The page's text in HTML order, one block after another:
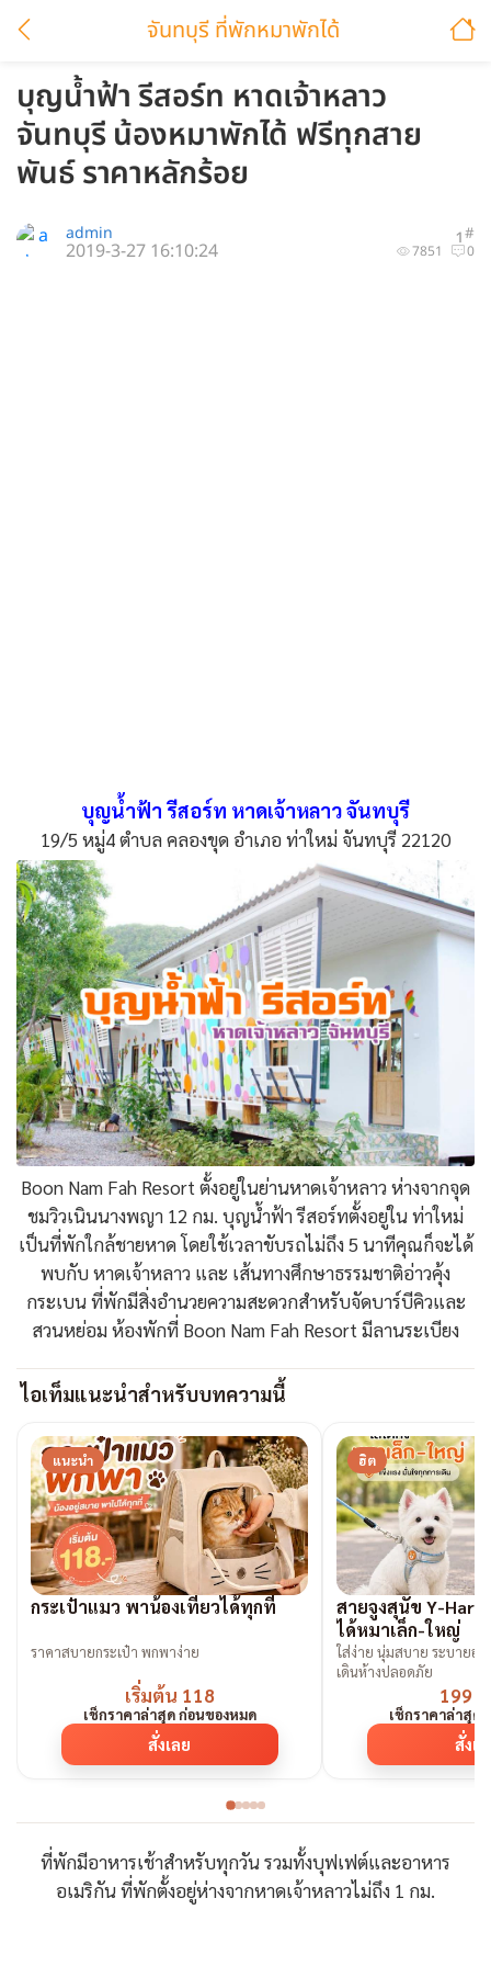
จันทบุรี ที่พักหมาพักได้
บุญน้ำฟ้า รีสอร์ท หาดเจ้าหลาว
จันทบุรี น้องหมาพักได้ ฟรีทุกสาย
พันธ์ ราคาหลักร้อย
1#
admin
7851 0
2019-3-27 16:10:24
บุญน้ำฟ้า รีสอร์ท หาดเจ้าหลาว จันทบุรี
19/5​ หมู่​4​ ตำบล คลองขุด อำเภอ ท่าใหม่ จันทบุรี 22120
Boon Nam Fah Resort ตั้งอยู่ในย่านหาดเจ้าหลาว ห่างจากจุด
ชมวิวเนินนางพญา 12 กม. บุญน้ำฟ้า รีสอร์ทตั้งอยู่ใน ท่าใหม่
เป็นที่พักใกล้ชายหาด โดยใช้เวลาขับรถไม่ถึง 5 นาทีคุณก็จะได้
พบกับ หาดเจ้าหลาว และ เส้นทางศึกษาธรรมชาติอ่าวคุ้ง
กระเบน ที่พักมีสิ่งอำนวยความสะดวกสำหรับจัดบาร์บีคิวและ
สวนหย่อม ห้องพักที่ Boon Nam Fah Resort มีลานระเบียง
ไอเท็มแนะนำสำหรับบทความนี้
แนะนำ
กระเป๋าแมว พาน้องเที่ยวได้ทุกที่
ราคาสบายกระเป๋า พกพาง่าย
เริ่มต้น 118
เช็กราคาล่าสุด ก่อนของหมด
สั่งเลย
ฮิต
สายจูงสุนัข Y-
ได้หมาเล็ก-ใหญ่
ใส่ง่าย นุ่มสบาย ระบายอา
เดินห้างปลอดภัย
199
เช็กราคาล่าสุด
สั่งเ
ที่พักมีอาหารเช้าสำหรับทุกวัน รวมทั้งบุฟเฟต์และอาหาร
อเมริกัน ที่พักตั้งอยู่ห่างจากหาดเจ้าหลาวไม่ถึง 1 กม.